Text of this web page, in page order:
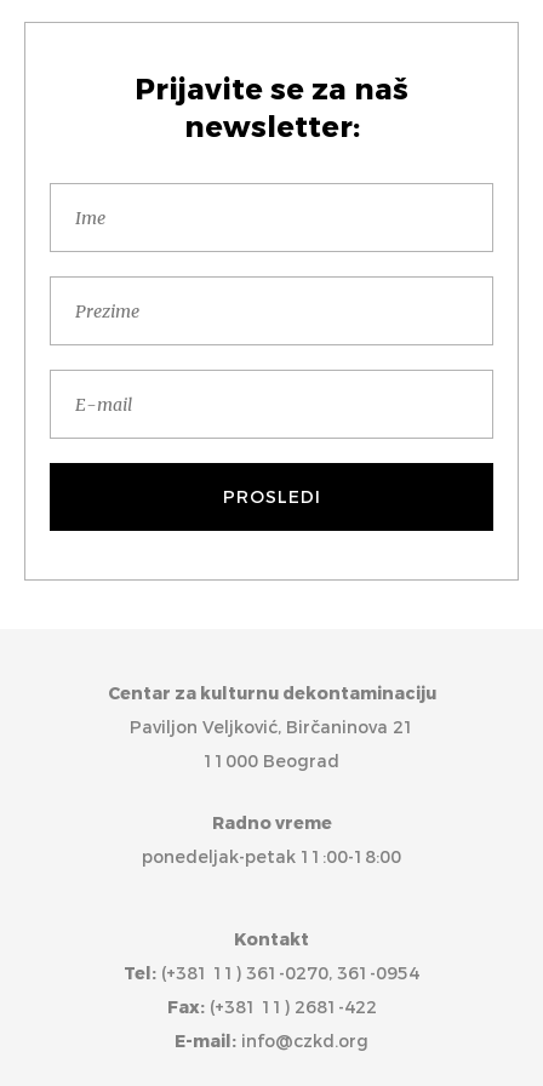
Prijavite se za naš
newsletter:
Centar za kulturnu dekontaminaciju
Paviljon Veljković, Birčaninova 21
11000 Beograd
Radno vreme
ponedeljak-petak 11:00-18:00
Kontakt
Tel: (+381 11) 361-0270, 361-0954
Fax:(+381 11) 2681-422
E-mail: info@czkd.org